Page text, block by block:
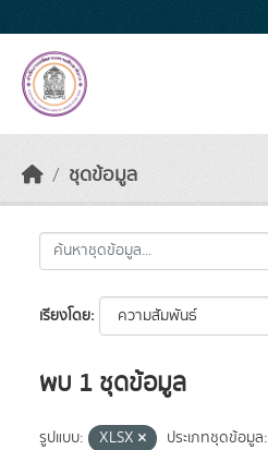
ชุดข้อมูล
เรียงโดย
พบ 1 ชุดข้อมูล
รูปแบบ: XLSX ประเภทชุดข้อมูล: